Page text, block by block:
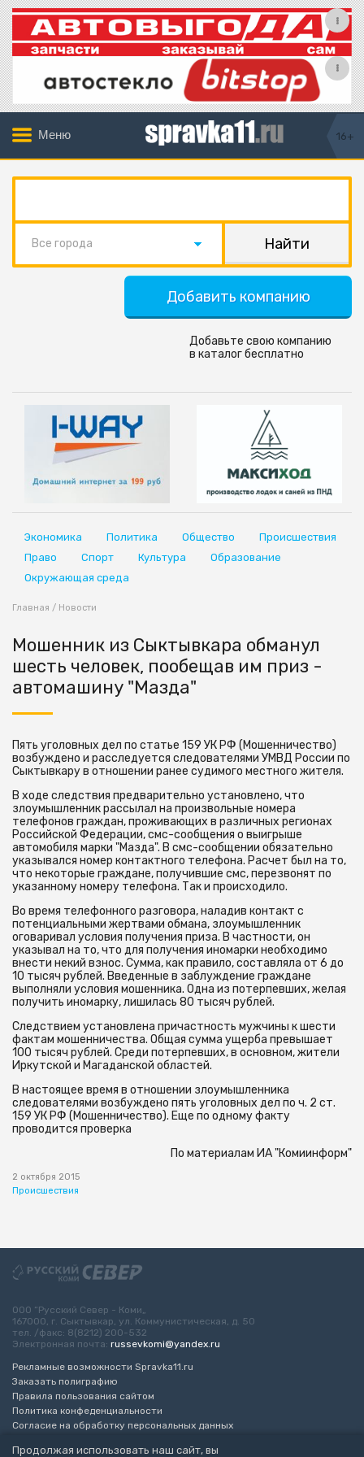
Меню 16+
Все города
Добавить компанию
Добавьте свою компанию
в каталог бесплатно
Экономика Политика Общество
Происшествия
Право
Спорт Культура
Образование
Окружающая среда
Главная / Новости
Мошенник из Сыктывкара обманул
шесть человек, пообещав им приз -
автомашину "Мазда"
Пять уголовных дел по статье 159 УК РФ (Мошенничество)
возбуждено и расследуется следователями УМВД России по
Сыктывкару в отношении ранее судимого местного жителя.
В ходе следствия предварительно установлено, что
злоумышленник рассылал на произвольные номера
телефонов граждан, проживающих в различных регионах
Российской Федерации, смс-сообщения о выигрыше
автомобиля марки "Мазда". В смс-сообщении обязательно
указывался номер контактного телефона. Расчет был на то,
что некоторые граждане, получившие смс, перезвонят по
указанному номеру телефона. Так и происходило.
Во время телефонного разговора, наладив контакт с
потенциальными жертвами обмана, злоумышленник
оговаривал условия получения приза. В частности, он
указывал на то, что для получения иномарки необходимо
внести некий взнос. Сумма, как правило, составляла от 6 до
10 тысяч рублей. Введенные в заблуждение граждане
выполняли условия мошенника. Одна из потерпевших, желая
получить иномарку, лишилась 80 тысяч рублей.
Следствием установлена причастность мужчины к шести
фактам мошенничества. Общая сумма ущерба превышает
100 тысяч рублей. Среди потерпевших, в основном, жители
Иркутской и Магаданской областей.
В настоящее время в отношении злоумышленника
следователями возбуждено пять уголовных дел по ч. 2 ст.
159 УК РФ (Мошенничество). Еще по одному факту
проводится проверка
По материалам ИА "Комиинформ"
2 октября 2015
Происшествия
Продолжая использовать наш сайт, вы
ООО “Русский Север - Коми„
167000, г. Сыктывкар, ул. Коммунистическая, д. 50
тел. /факс: 8(8212) 200-532
Электронная почта: russevkomi@yandex.ru
Рекламные возможности Spravka11.ru
Заказать полиграфию
Правила пользования сайтом
Политика конфеденциальности
Согласие на обработку персональных данных